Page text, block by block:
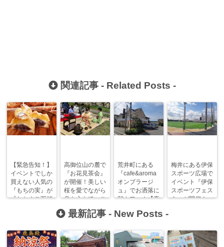
関連記事 - Related Posts -
【緊急告知！】
イベントでしか
買えない人気の
『もちの実』が
『たかさご万灯
高御位山の麓で
『お花見茶会』
が開催！美しい
桜を愛でながら
身も心もほっこ
りと！
荒井町にある
『cafe&aroma
オンブラージ
ュ』でお洒落に
朝カフェ！【高
にあ】
梅井にある伊保
スポーツ広場で
イベント『伊保
スポーツフェス
タ』が開催！
最新記事 - New Posts -